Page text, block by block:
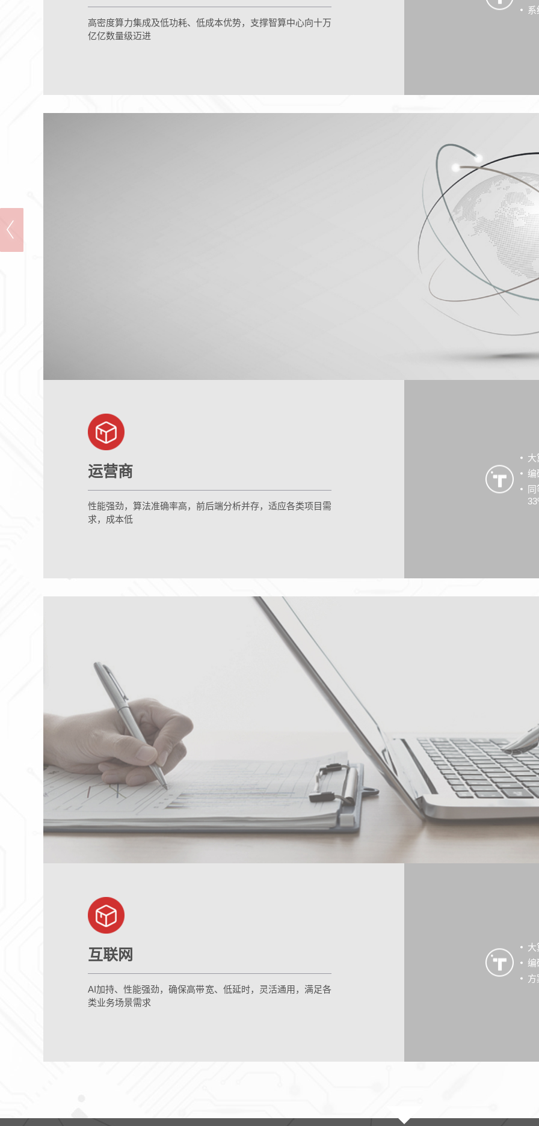
高密度算力集成及低功耗、低成本优势，支撑智算中心向十万
亿亿数量级迈进
运营商
性能强劲，算法准确率高，前后端分析并存，适应各类项目需
求，成本低
大
编
同
互联网
AI加持、性能强劲，确保高带宽、低延时，灵活通用，满足各
类业务场景需求
大
编
方